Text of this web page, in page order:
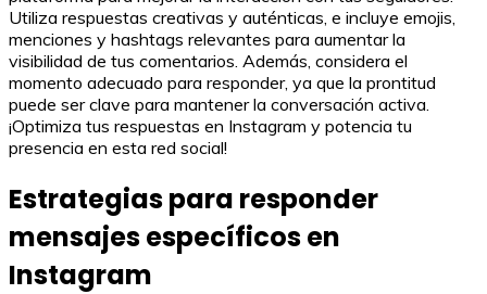
Utiliza respuestas creativas y auténticas, e incluye emojis,
menciones y hashtags relevantes para aumentar la
visibilidad de tus comentarios. Además, considera el
momento adecuado para responder, ya que la prontitud
puede ser clave para mantener la conversación activa.
¡Optimiza tus respuestas en Instagram y potencia tu
presencia en esta red social!
Estrategias para responder
mensajes específicos en
Instagram